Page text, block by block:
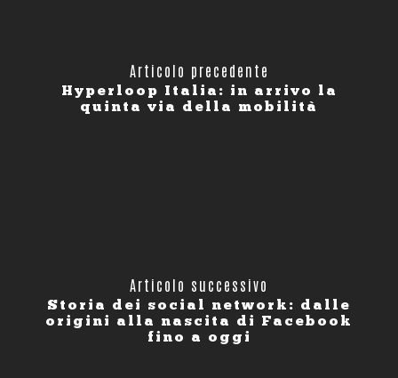
Articolo precedente
Hyperloop Italia: in arrivo la
quinta via della mobilità
Articolo successivo
Storia dei social network: dalle
origini alla nascita di Facebook
fino a oggi